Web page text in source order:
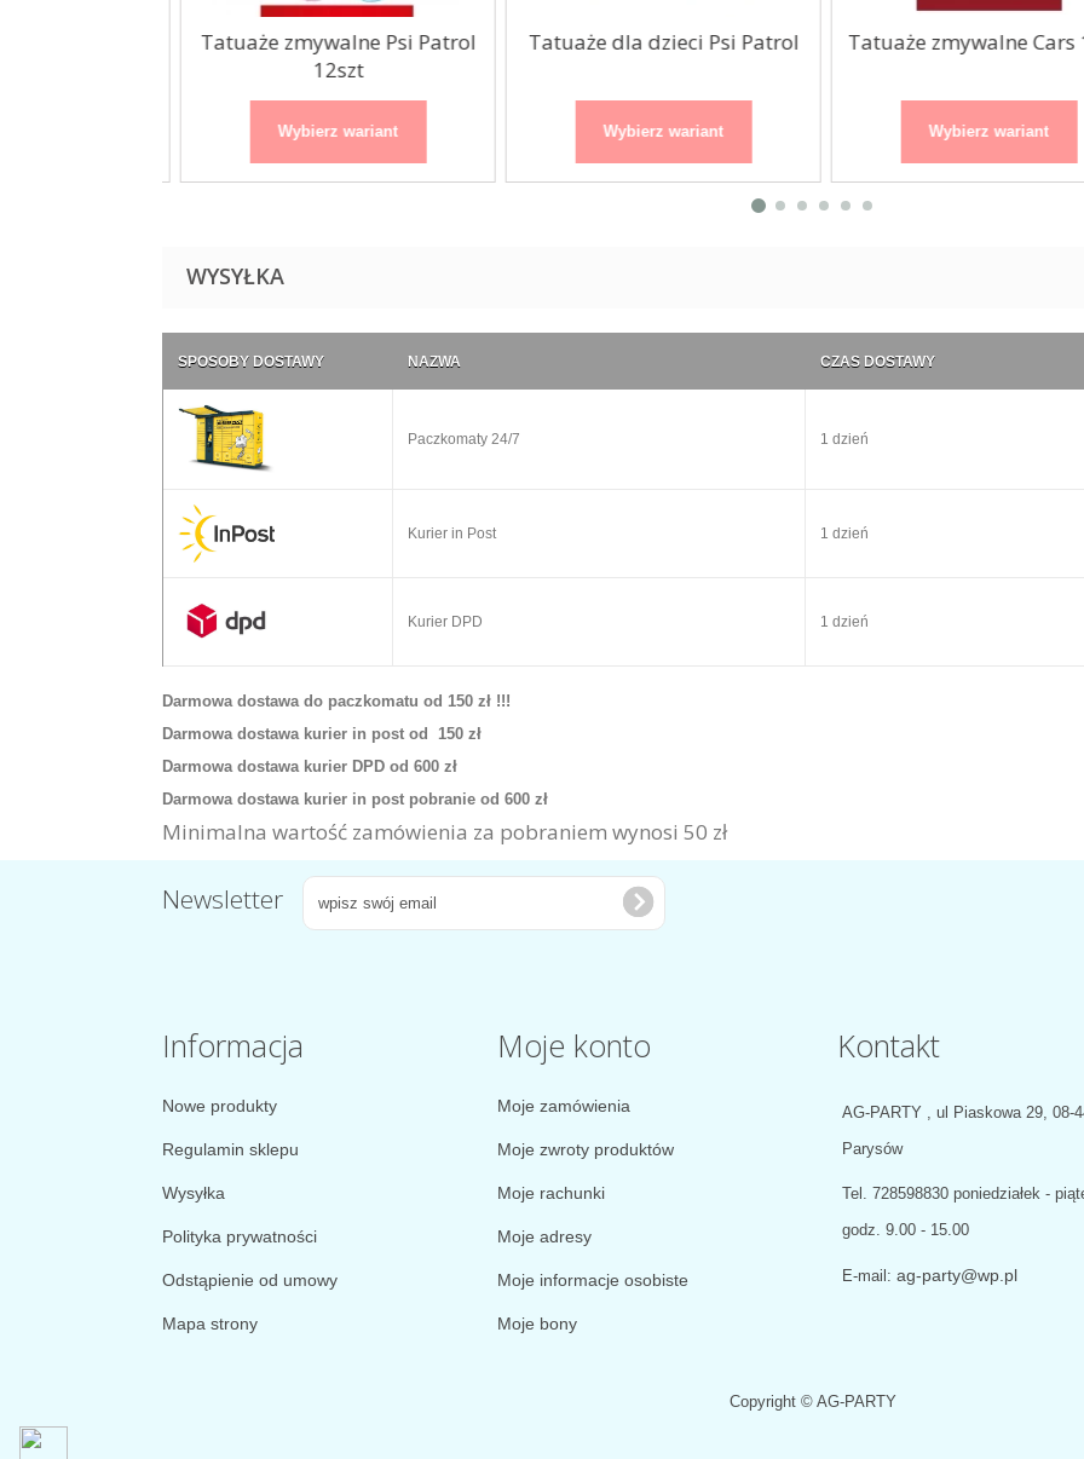
Tatuaże zmywalne Psi Patrol
12szt
Wybierz wariant
Tatuaże dla dzieci Psi Patrol
Wybierz wariant
Tatuaże zmywalne Cars
Wybierz wariant
WYSYŁKA
SPOSOBY DOSTAWY NAZWA CZAS DOSTAWY
Paczkomaty 24/7 1 dzień
Kurier in Post 1 dzień
Kurier DPD 1 dzień
Darmowa dostawa do paczkomatu od 150 zł !!!
Darmowa dostawa kurier in post od 150 zł
Darmowa dostawa kurier DPD od 600 zł
Darmowa dostawa kurier in post pobranie od 600 zł
Minimalna wartość zamówienia za pobraniem wynosi 50 zł
Newsletter
Informacja
Nowe produkty
Regulamin sklepu
Wysyłka
Polityka prywatności
Odstąpienie od umowy
Mapa strony
Moje konto
Moje zamówienia
Moje zwroty produktów
Moje rachunki
Moje adresy
Moje informacje osobiste
Moje bony
Kontakt
AG-PARTY , ul Piaskowa 29, 08-
Parysów
Tel. 728598830 poniedziałek -
godz. 9.00 - 15.00
E-mail: ag-party@wp.pl
Copyright © AG-PARTY